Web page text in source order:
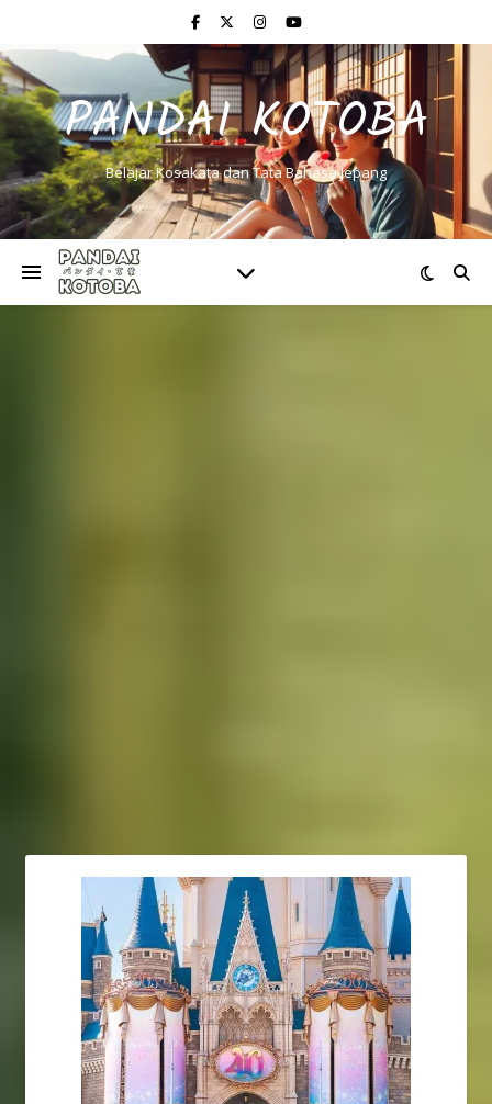
PANDAI KOTOBA
Belajar Kosakata dan Tata Bahasa Jepang